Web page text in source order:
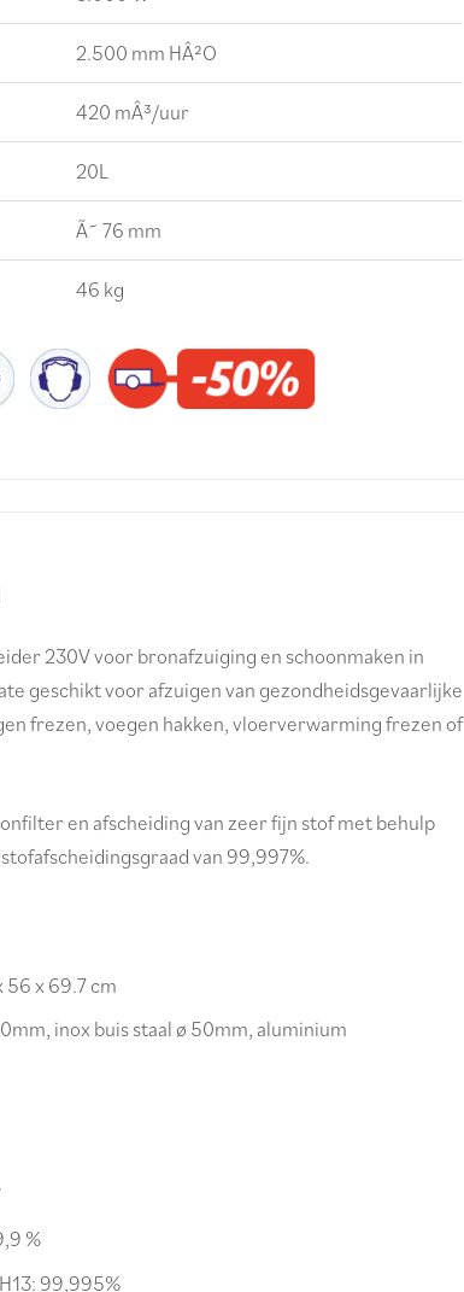
2.500 mm HÂ²O
420 mÂ³/uur
20L
Ã˜ 76 mm
46 kg
230V voor bronafzuiging en schoonmaken in
geschikt voor afzuigen van gezondheidsgevaarlijke
frezen, voegen hakken, vloerverwarming frezen of
en afscheiding van zeer fijn stof met behulp
van 99,997%.
56 x 69.7 cm
inox buis staal ø 50mm, aluminium
%
99,995%